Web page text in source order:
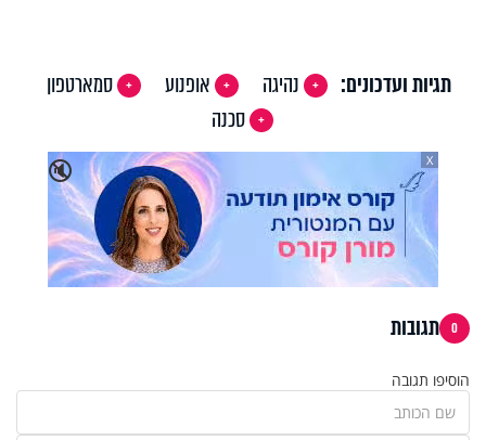
תגיות ועדכונים: נהיגה אופנוע
סמארטפון
סכנה
🔇
X
0 תגובות
הוסיפו תגובה